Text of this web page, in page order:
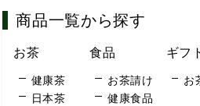
商品一覧から探す
お茶
健康茶
日本茶
食品
お茶請け
健康食品
ギフ
お